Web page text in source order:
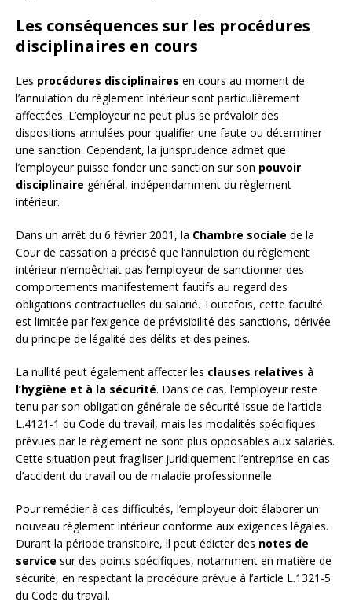
Les conséquences sur les procédures
disciplinaires en cours
Les procédures disciplinaires en cours au moment de
l’annulation du règlement intérieur sont particulièrement
affectées. L’employeur ne peut plus se prévaloir des
dispositions annulées pour qualifier une faute ou déterminer
une sanction. Cependant, la jurisprudence admet que
l’employeur puisse fonder une sanction sur son pouvoir
disciplinaire général, indépendamment du règlement
intérieur.
Dans un arrêt du 6 février 2001, la Chambre sociale de la
Cour de cassation a précisé que l’annulation du règlement
intérieur n’empêchait pas l’employeur de sanctionner des
comportements manifestement fautifs au regard des
obligations contractuelles du salarié. Toutefois, cette faculté
est limitée par l’exigence de prévisibilité des sanctions, dérivée
du principe de légalité des délits et des peines.
La nullité peut également affecter les clauses relatives à
l’hygiène et à la sécurité. Dans ce cas, l’employeur reste
tenu par son obligation générale de sécurité issue de l’article
L.4121-1 du Code du travail, mais les modalités spécifiques
prévues par le règlement ne sont plus opposables aux salariés.
Cette situation peut fragiliser juridiquement l’entreprise en cas
d’accident du travail ou de maladie professionnelle.
Pour remédier à ces difficultés, l’employeur doit élaborer un
nouveau règlement intérieur conforme aux exigences légales.
Durant la période transitoire, il peut édicter des notes de
service sur des points spécifiques, notamment en matière de
sécurité, en respectant la procédure prévue à l’article L.1321-5
du Code du travail.